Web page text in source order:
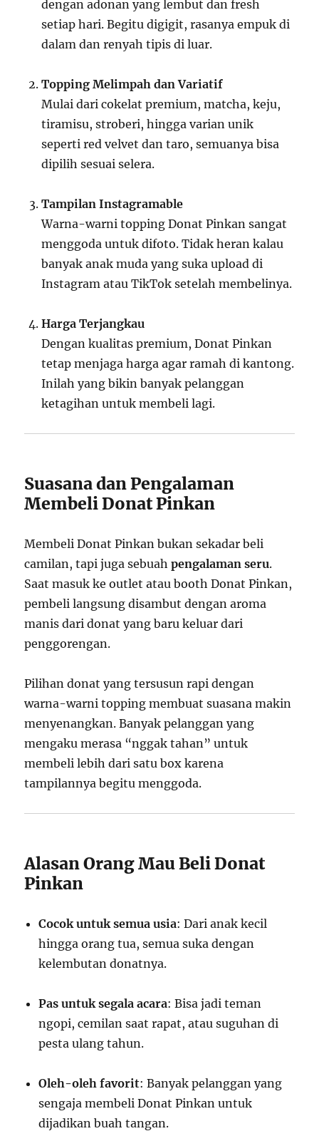
dengan adonan yang lembut dan fresh
setiap hari. Begitu digigit, rasanya empuk di
dalam dan renyah tipis di luar.
Topping Melimpah dan Variatif
Mulai dari cokelat premium, matcha, keju,
tiramisu, stroberi, hingga varian unik
seperti red velvet dan taro, semuanya bisa
dipilih sesuai selera.
Tampilan Instagramable
Warna-warni topping Donat Pinkan sangat
menggoda untuk difoto. Tidak heran kalau
banyak anak muda yang suka upload di
Instagram atau TikTok setelah membelinya.
Harga Terjangkau
Dengan kualitas premium, Donat Pinkan
tetap menjaga harga agar ramah di kantong.
Inilah yang bikin banyak pelanggan
ketagihan untuk membeli lagi.
Suasana dan Pengalaman
Membeli Donat Pinkan
Membeli Donat Pinkan bukan sekadar beli
camilan, tapi juga sebuahpengalaman seru.
Saat masuk ke outlet atau booth Donat Pinkan,
pembeli langsung disambut dengan aroma
manis dari donat yang baru keluar dari
penggorengan.
Pilihan donat yang tersusun rapi dengan
warna-warni topping membuat suasana makin
menyenangkan. Banyak pelanggan yang
mengaku merasa “nggak tahan” untuk
membeli lebih dari satu box karena
tampilannya begitu menggoda.
Alasan Orang Mau Beli Donat
Pinkan
Cocok untuk semua usia: Dari anak kecil
hingga orang tua, semua suka dengan
kelembutan donatnya.
Pas untuk segala acara: Bisa jadi teman
ngopi, cemilan saat rapat, atau suguhan di
pesta ulang tahun.
Oleh-oleh favorit: Banyak pelanggan yang
sengaja membeli Donat Pinkan untuk
dijadikan buah tangan.